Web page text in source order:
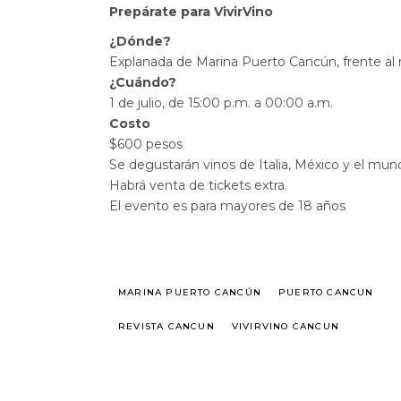
Prepárate para VivirVino
¿Dónde?
Explanada de Marina Puerto Cancún, frente al
¿Cuándo?
1 de julio, de 15:00 p.m. a 00:00 a.m.
Costo
$600 pesos
Se degustarán vinos de Italia, México y el
Habrá venta de tickets extra.
El evento es para mayores de 18 años
MARINA PUERTO CANCÚN PUERTO CANCUN
REVISTA CANCUN VIVIRVINO CANCUN